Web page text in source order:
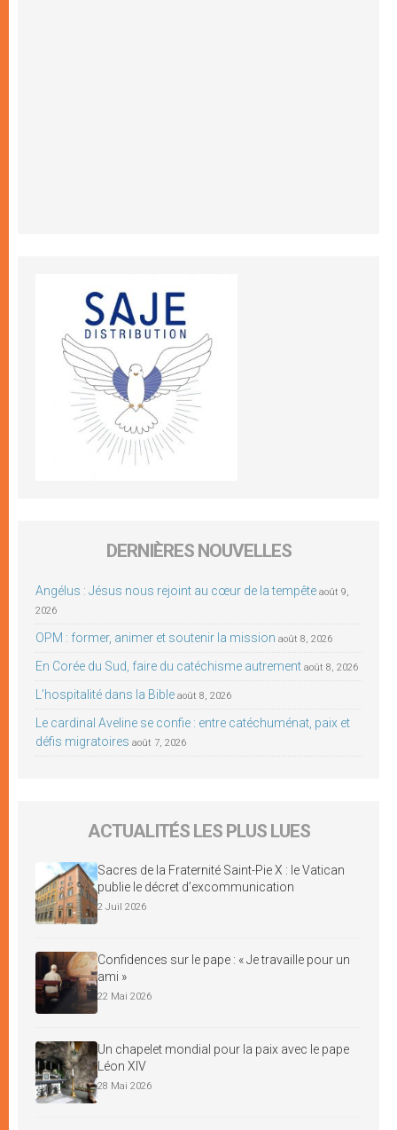
DERNIÈRES NOUVELLES
Angélus : Jésus nous rejoint au cœur de la tempête août 9,
2026
OPM : former, animer et soutenir la mission août 8, 2026
En Corée du Sud, faire du catéchisme autrement août 8, 2026
L’hospitalité dans la Bible août 8, 2026
Le cardinal Aveline se confie : entre catéchuménat, paix et
défis migratoires août 7, 2026
ACTUALITÉS LES PLUS LUES
Sacres de la Fraternité Saint-Pie X : le Vatican
publie le décret d’excommunication
2 Juil 2026
Confidences sur le pape : « Je travaille pour un
ami »
22 Mai 2026
Un chapelet mondial pour la paix avec le pape
Léon XIV
28 Mai 2026